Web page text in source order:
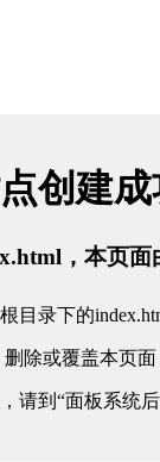
创建
，本页面
目录下的
除或覆盖本页面
请到“面板系统